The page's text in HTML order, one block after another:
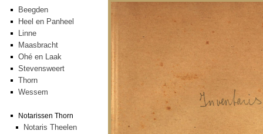
Beegden
Heel en Panheel
Linne
Maasbracht
Ohé en Laak
Stevensweert
Thorn
Wessem
Notarissen Thorn
Notaris Theelen